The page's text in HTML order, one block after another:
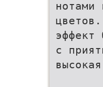
нотами
цветов.
эффект
с